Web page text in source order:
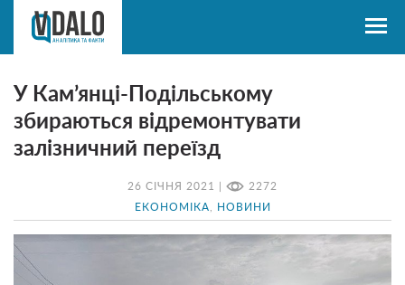
26 СІЧНЯ 2021 | 2272
ЕКОНОМІКА НОВИНИ
У Кам’янці-Подільському
збираються відремонтувати
залізничний переїзд